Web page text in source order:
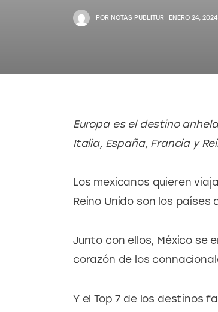
POR NOTAS PUBLITUR ENERO 24, 2024
Europa es el destino
Italia, España, Francia y
Los mexicanos quieren
Reino Unido son los
Junto con ellos, México se
corazón de los
Y el Top 7 de los destinos